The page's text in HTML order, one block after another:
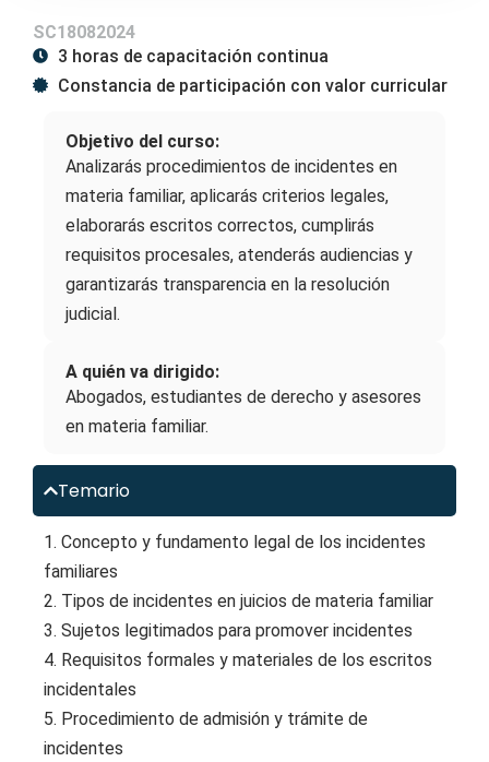
SC18082024
3 horas de capacitación continua
Constancia de participación con valor curricular
Objetivo del curso:
Analizarás procedimientos de incidentes en
materia familiar, aplicarás criterios legales,
elaborarás escritos correctos, cumplirás
requisitos procesales, atenderás audiencias y
garantizarás transparencia en la resolución
judicial.
A quién va dirigido:
Abogados, estudiantes de derecho y asesores
en materia familiar.
Temario
1. Concepto y fundamento legal de los incidentes
familiares
2. Tipos de incidentes en juicios de materia familiar
3. Sujetos legitimados para promover incidentes
4. Requisitos formales y materiales de los escritos
incidentales
5. Procedimiento de admisión y trámite de
incidentes